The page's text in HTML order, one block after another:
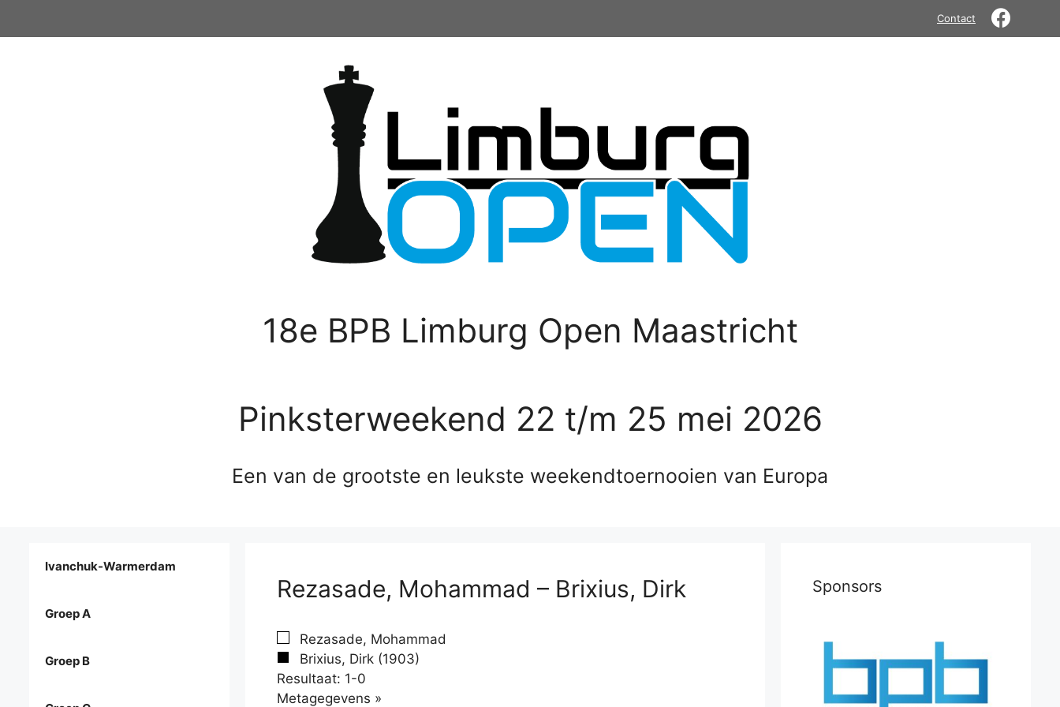
Contact
18e BPB Limburg Open Maastricht
Pinksterweekend 22 t/m 25 mei 2026
Een van de grootste en leukste weekendtoernooien van Europa
Rezasade, Mohammad – Brixius, Dirk
Rezasade, Mohammad
Brixius, Dirk (1903)
Resultaat: 1-0
Metagegevens »
Ivanchuk-Warmerdam
Groep A
Groep B
Sponsors